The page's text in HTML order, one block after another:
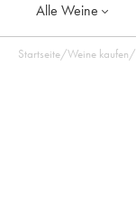
Alle Weine
Startseite/Weine kaufen/